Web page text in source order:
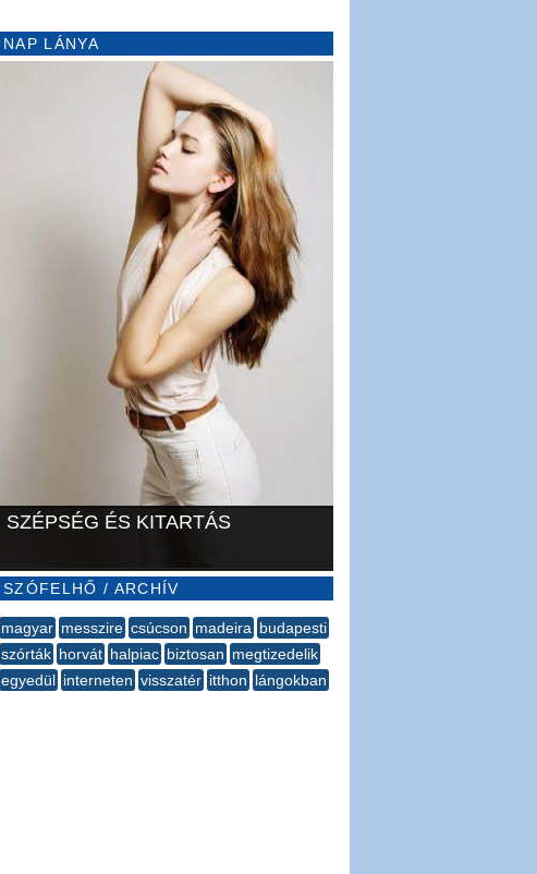
NAP LÁNYA
SZÉPSÉG ÉS KITARTÁS
SZÓFELHŐ / ARCHÍV
magyar messzire csúcson madeira budapesti
szórták horvát halpiac biztosan megtizedelik
egyedül interneten visszatér itthon lángokban